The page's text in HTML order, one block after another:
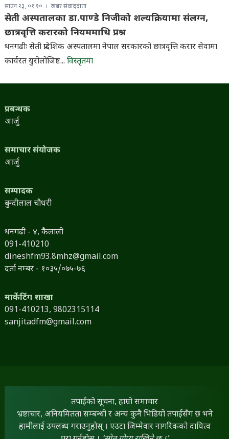
साउन २३, ०१:१० खबर संवाददाता
सेती अस्पतालका डा.पाण्डे निजीको शल्यक्रियामा संलग्न,
छात्रवृत्ति करारको नियममाथि प्रश्न
धनगढीः सेती प्रादेशिक अस्पतालमा नेपाल सरकारको छात्रवृत्ति करार सेवामा
कार्यरत युरोलोजिष्ट... विस्तृतमा
प्रबन्धक
आर्जु
समाचार संयोजक
आर्जु
सम्पादक
बुन्दीलाल चौधरी
धनगढी - ४, कैलाली
091-410210
dineshfm93.8mhz@gmail.com
दर्ता नम्बर - १०३५/०७५-७६
मार्केटिंग शाखा
091-410213, 9802315114
sanjitadfm@gmail.com
तपाईंको सूचना, हाम्रो समाचार
भ्रष्टाचार, अनियमितता सम्बन्धी र अन्य कुनै भिडियो तपाईंसँग छ भने
हामीलाई उपलब्ध गराउनुहोस् । एउटा जिम्मेवार नागरिकको दायित्व